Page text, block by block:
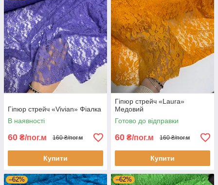
Гіпюр стрейч «Vivian» Фіалка
В наявності
60 ₴/пог.м 160 ₴/пог.м
Купити
Гіпюр стрейч «Laura»
Медовий
Готово до відправки
60 ₴/пог.м 160 ₴/пог.м
Купити
–62% –62%